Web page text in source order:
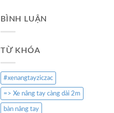
BÌNH LUẬN
TỪ KHÓA
#xenangtayziczac
=> Xe nâng tay càng dài 2m
bàn nâng tay